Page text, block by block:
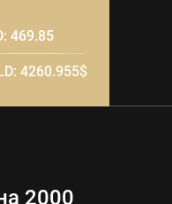
469.85
4260.955$
2000